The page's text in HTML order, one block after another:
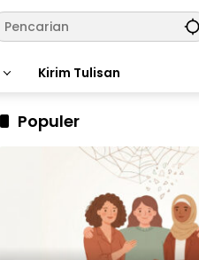
Kirim Tulisan
Populer